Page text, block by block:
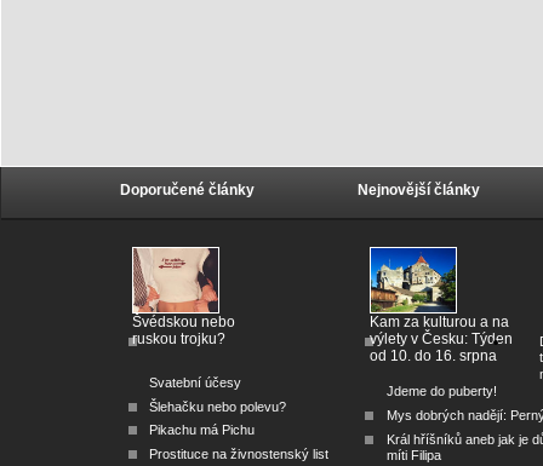
Doporučené články
Švédskou nebo
ruskou trojku?
Svatební účesy
Šlehačku nebo polevu?
Pikachu má Pichu
Prostituce na živnostenský list
Nejnovější články
Kam za kulturou a na
výlety v Česku: Týden
od 10. do 16. srpna
Jdeme do puberty!
Mys dobrých nadějí:
Král hříšníků aneb jak je
míti Filipa